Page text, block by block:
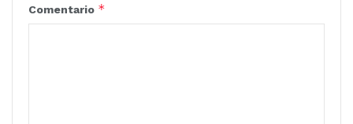
Comentario *